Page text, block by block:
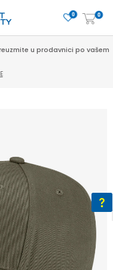
0
0
u prodavnici po vašem